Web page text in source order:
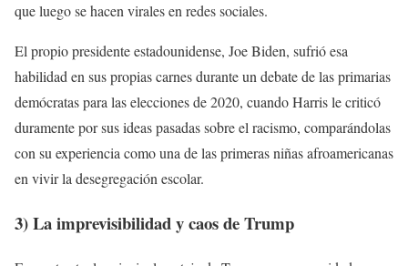
que luego se hacen virales en redes sociales.
El propio presidente estadounidense, Joe Biden, sufrió esa
habilidad en sus propias carnes durante un debate de las primarias
demócratas para las elecciones de 2020, cuando Harris le criticó
duramente por sus ideas pasadas sobre el racismo, comparándolas
con su experiencia como una de las primeras niñas afroamericanas
en vivir la desegregación escolar.
3) La imprevisibilidad y caos de Trump